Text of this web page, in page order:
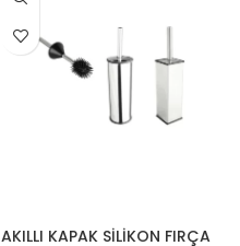
AKILLI KAPAK SİLİKON FIRÇA